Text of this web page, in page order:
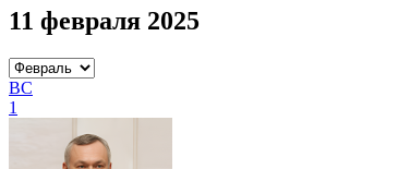
11 февраля 2025
ВС
1